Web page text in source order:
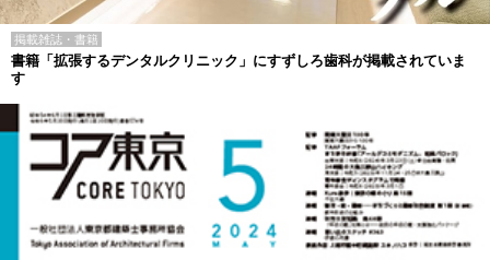
掲載雑誌・書籍
書籍「拡張するデンタルクリニック」にすずしろ歯科が掲載されていま
す